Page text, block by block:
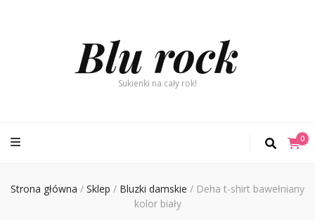
Blu rock
Sukienki na cały rok!
0
Strona główna / Sklep / Bluzki damskie / Deha t-shirt bawełniany
kolor biały